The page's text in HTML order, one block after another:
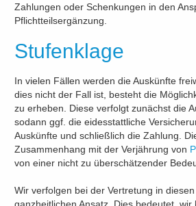
Zahlungen oder Schenkungen in den
Pflichtteilsergänzung.
Stufenklage
In vielen Fällen werden die Auskünfte
dies nicht der Fall ist, besteht die
zu erheben. Diese verfolgt zunächst die
sodann ggf. die eidesstattliche
Auskünfte und schließlich die Zahlung.
Zusammenhang mit der Verjährung von
von einer nicht zu überschätzender
Wir verfolgen bei der Vertretung in
ganzheitlichen Ansatz. Dies bedeutet,